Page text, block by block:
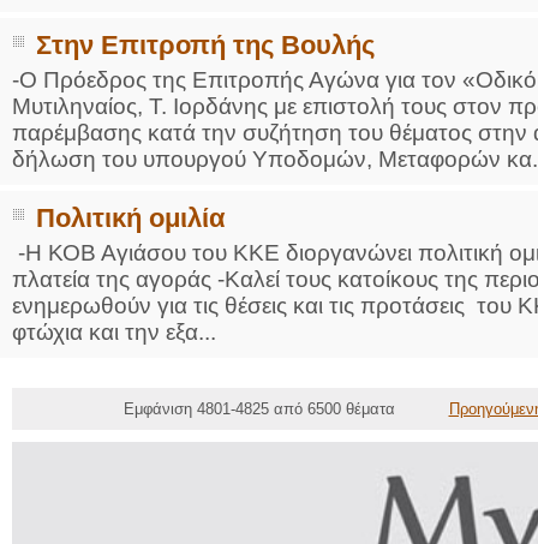
Στην Επιτροπή της Βουλής
-Ο Πρόεδρος της Επιτροπής Αγώνα για τον
Μυτιληναίος, Τ. Ιορδάνης με επιστολή τους στον
παρέμβασης κατά την συζήτηση του θέματος στην
δήλωση του υπουργού Υποδομών, Μεταφορών
Πολιτική ομιλία
-Η ΚΟΒ Αγιάσου του ΚΚΕ διοργανώνει πολιτική
πλατεία της αγοράς -Καλεί τους κατοίκους της
ενημερωθούν για τις θέσεις και τις προτάσεις
φτώχια και την εξα...
Εμφάνιση 4801-4825 από 6500 θέματα